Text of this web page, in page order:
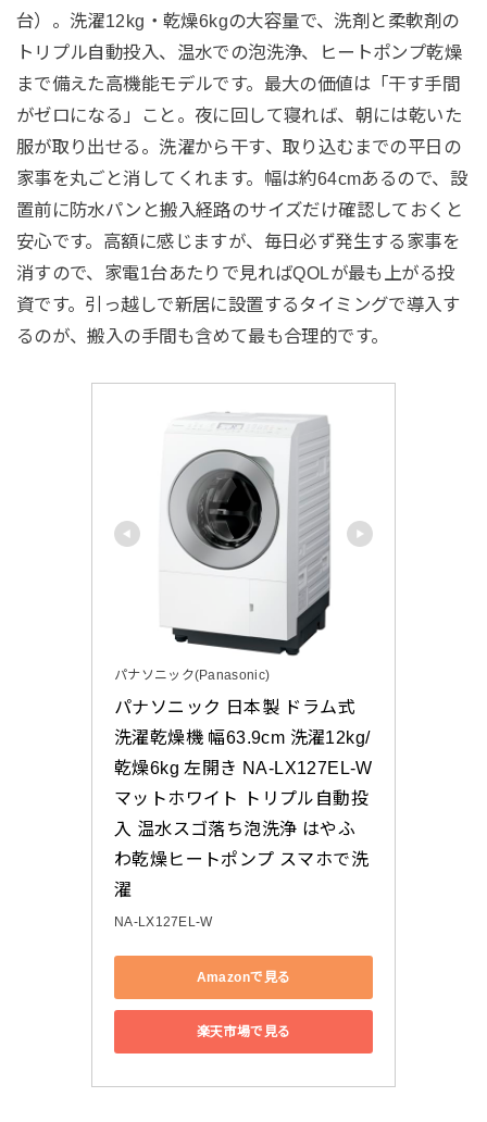
台）。洗濯12kg・乾燥6kgの大容量で、洗剤と柔軟剤の
トリプル自動投入、温水での泡洗浄、ヒートポンプ乾燥
まで備えた高機能モデルです。最大の価値は「干す手間
がゼロになる」こと。夜に回して寝れば、朝には乾いた
服が取り出せる。洗濯から干す、取り込むまでの平日の
家事を丸ごと消してくれます。幅は約64cmあるので、設
置前に防水パンと搬入経路のサイズだけ確認しておくと
安心です。高額に感じますが、毎日必ず発生する家事を
消すので、家電1台あたりで見ればQOLが最も上がる投
資です。引っ越しで新居に設置するタイミングで導入す
るのが、搬入の手間も含めて最も合理的です。
パナソニック(Panasonic)
パナソニック 日本製 ドラム式
洗濯乾燥機 幅63.9cm 洗濯12kg/
乾燥6kg 左開き NA-LX127EL-W
マットホワイト トリプル自動投
入 温水スゴ落ち泡洗浄 はやふ
わ乾燥ヒートポンプ スマホで洗
濯
NA-LX127EL-W
Amazonで見る
楽天市場で見る